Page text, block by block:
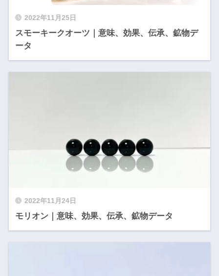
2022年11月25日
スモーキークオーツ｜意味、効果、伝承、鉱物デ
ータ
2022年11月24日
モリオン｜意味、効果、伝承、鉱物データ